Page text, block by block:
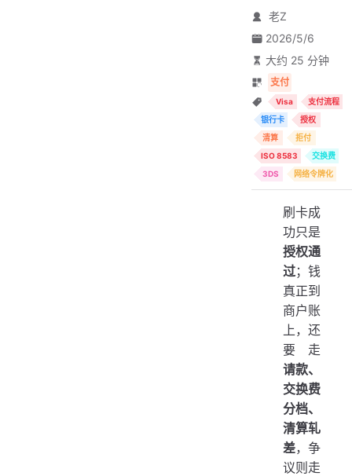
老Z
2026/5/6
大约 25 分钟
支付
Visa
支付流程
银行卡
授权
清算
拒付
ISO 8583
交换费
3DS
网络令牌化
刷卡成
功只是
授权通
过；钱
真正到
商户账
上，还
要走
请款、
交换费
分档、
清算轧
差，争
议则走